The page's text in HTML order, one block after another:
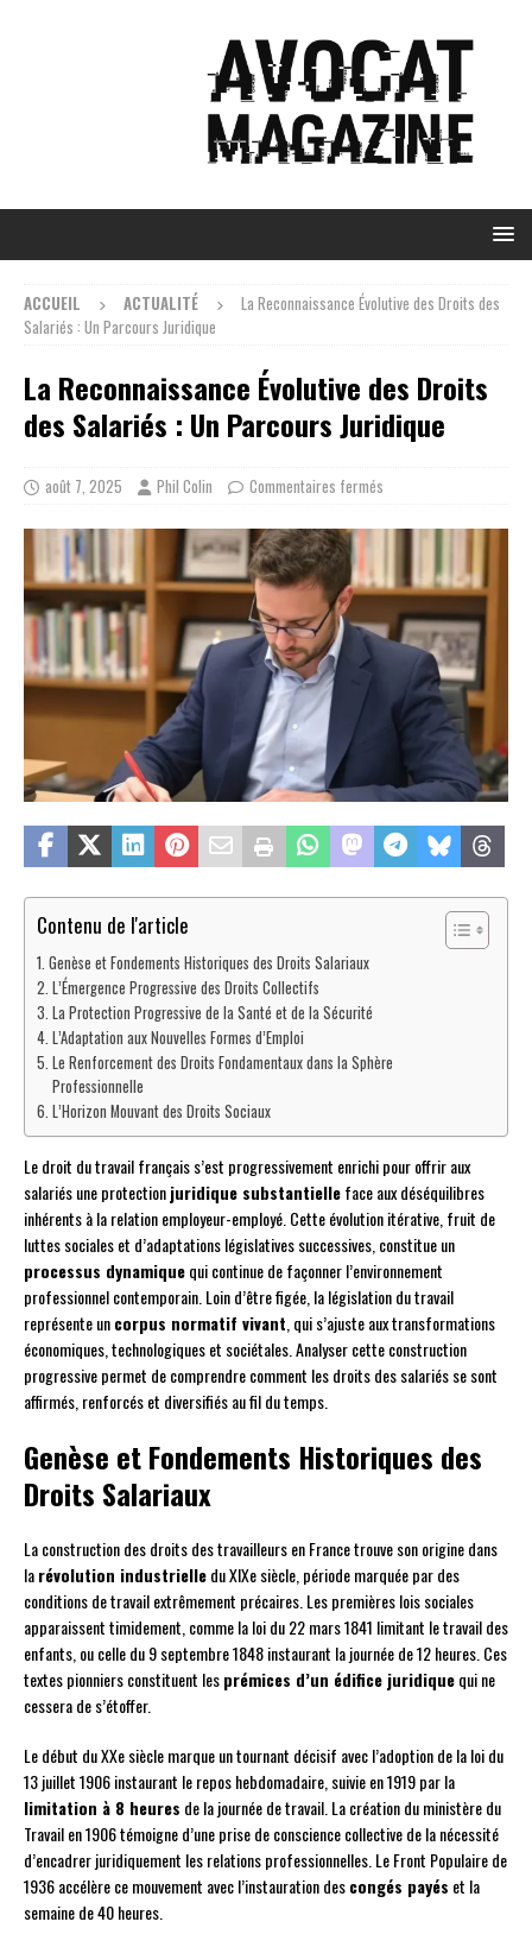
ACCUEIL ACTUALITÉ
La Reconnaissance Évolutive des Droits des
Salariés : Un Parcours Juridique
La Reconnaissance Évolutive des Droits
des Salariés : Un Parcours Juridique
août 7, 2025 Phil Colin Commentaires fermés
Contenu de l'article
Genèse et Fondements Historiques des Droits Salariaux
L’Émergence Progressive des Droits Collectifs
La Protection Progressive de la Santé et de la Sécurité
L’Adaptation aux Nouvelles Formes d’Emploi
Le Renforcement des Droits Fondamentaux dans la Sphère
Professionnelle
L’Horizon Mouvant des Droits Sociaux
Le droit du travail français s’est progressivement enrichi pour offrir aux
salariés une protectionjuridique substantielleface aux déséquilibres
inhérents à la relation employeur-employé. Cette évolution itérative, fruit de
luttes sociales et d’adaptations législatives successives, constitue un
processus dynamiquequi continue de façonner l’environnement
professionnel contemporain. Loin d’être figée, la législation du travail
représente uncorpus normatif vivant , qui s’ajuste aux transformations
économiques, technologiques et sociétales. Analyser cette construction
progressive permet de comprendre comment les droits des salariés se sont
affirmés, renforcés et diversifiés au fil du temps.
Genèse et Fondements Historiques des
Droits Salariaux
La construction des droits des travailleurs en France trouve son origine dans
larévolution industrielledu XIXe siècle, période marquée par des
conditions de travail extrêmement précaires. Les premières lois sociales
apparaissent timidement, comme la loi du 22 mars 1841 limitant le travail des
enfants, ou celle du 9 septembre 1848 instaurant la journée de 12 heures. Ces
textes pionniers constituent lesprémices d’un édifice juridiquequi ne
cessera de s’étoffer.
Le début du XXe siècle marque un tournant décisif avec l’adoption de la loi du
13 juillet 1906 instaurant le repos hebdomadaire, suivie en 1919 par la
limitation à 8 heures de la journée de travail. La création du ministère du
Travail en 1906 témoigne d’une prise de conscience collective de la nécessité
d’encadrer juridiquement les relations professionnelles. Le Front Populaire de
1936 accélère ce mouvement avec l’instauration descongés payés et la
semaine de 40 heures.